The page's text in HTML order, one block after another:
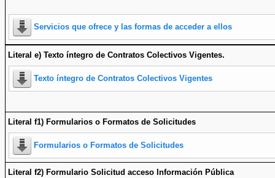
Servicios que ofrece y las formas de acceder a ellos
Literal e) Texto íntegro de Contratos Colectivos Vigentes.
Texto íntegro de Contratos Colectivos Vigentes
Literal f1) Formularios o Formatos de Solicitudes
Formularios o Formatos de Solicitudes
Literal f2) Formulario Solicitud acceso Información Pública